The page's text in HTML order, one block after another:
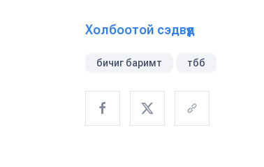
Холбоотой сэдвүүд
бичиг баримт тбб